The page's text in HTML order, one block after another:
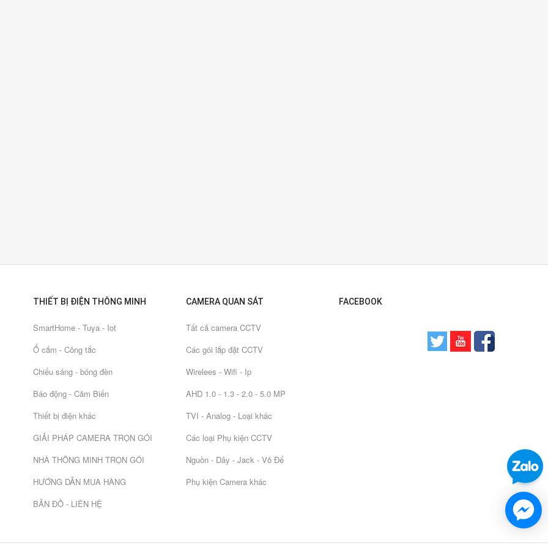
THIẾT BỊ ĐIỆN THÔNG MINH
SmartHome - Tuya - Iot
Ổ cắm - Công tắc
Chiếu sáng - bóng đèn
Báo động - Cảm Biến
Thiết bị điện khác
GIẢI PHÁP CAMERA TRỌN GÓI
NHÀ THÔNG MINH TRỌN GÓI
HƯỚNG DẪN MUA HÀNG
BẢN ĐỒ - LIÊN HỆ
CAMERA QUAN SÁT
Tất cả camera CCTV
Các gói lắp đặt CCTV
Wirelees - Wifi - Ip
AHD 1.0 - 1.3 - 2.0 - 5.0 MP
TVI - Analog - Loại khác
Các loại Phụ kiện CCTV
Nguồn - Dây - Jack - Vỏ Đế
Phụ kiện Camera khác
FACEBOOK